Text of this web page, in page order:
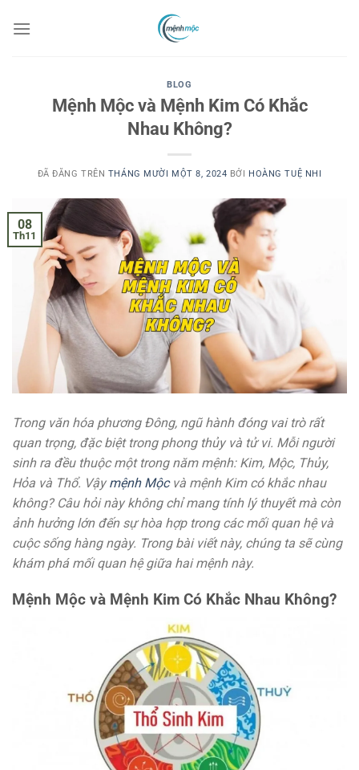
đến
BLOG
Mệnh Mộc và Mệnh Kim Có Khắc
Nhau Không?
ĐÃ ĐĂNG TRÊN THÁNG MƯỜI MỘT 8, 2024 BỞI HOÀNG TUỆ NHI
08
Th11
Trong văn hóa phương Đông, ngũ hành đóng vai trò rất
quan trọng, đặc biệt trong phong thủy và tử vi. Mỗi người
sinh ra đều thuộc một trong năm mệnh: Kim, Mộc, Thủy,
Hỏa và Thổ. Vậy mệnh Mộcvà mệnh Kim có khắc nhau
không? Câu hỏi này không chỉ mang tính lý thuyết mà còn
ảnh hưởng lớn đến sự hòa hợp trong các mối quan hệ và
cuộc sống hàng ngày. Trong bài viết này, chúng ta sẽ cùng
khám phá mối quan hệ giữa hai mệnh này.
Mệnh Mộc và Mệnh Kim Có Khắc Nhau Không?